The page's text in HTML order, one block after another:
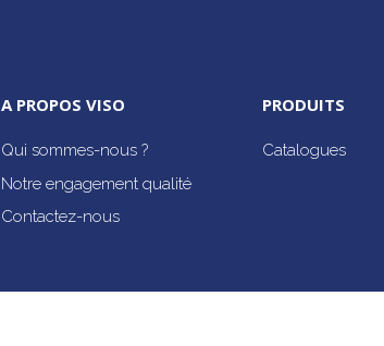
A PROPOS VISO
Qui sommes-nous ?
Notre engagement qualité
Contactez-nous
PRODUITS
Catalogues